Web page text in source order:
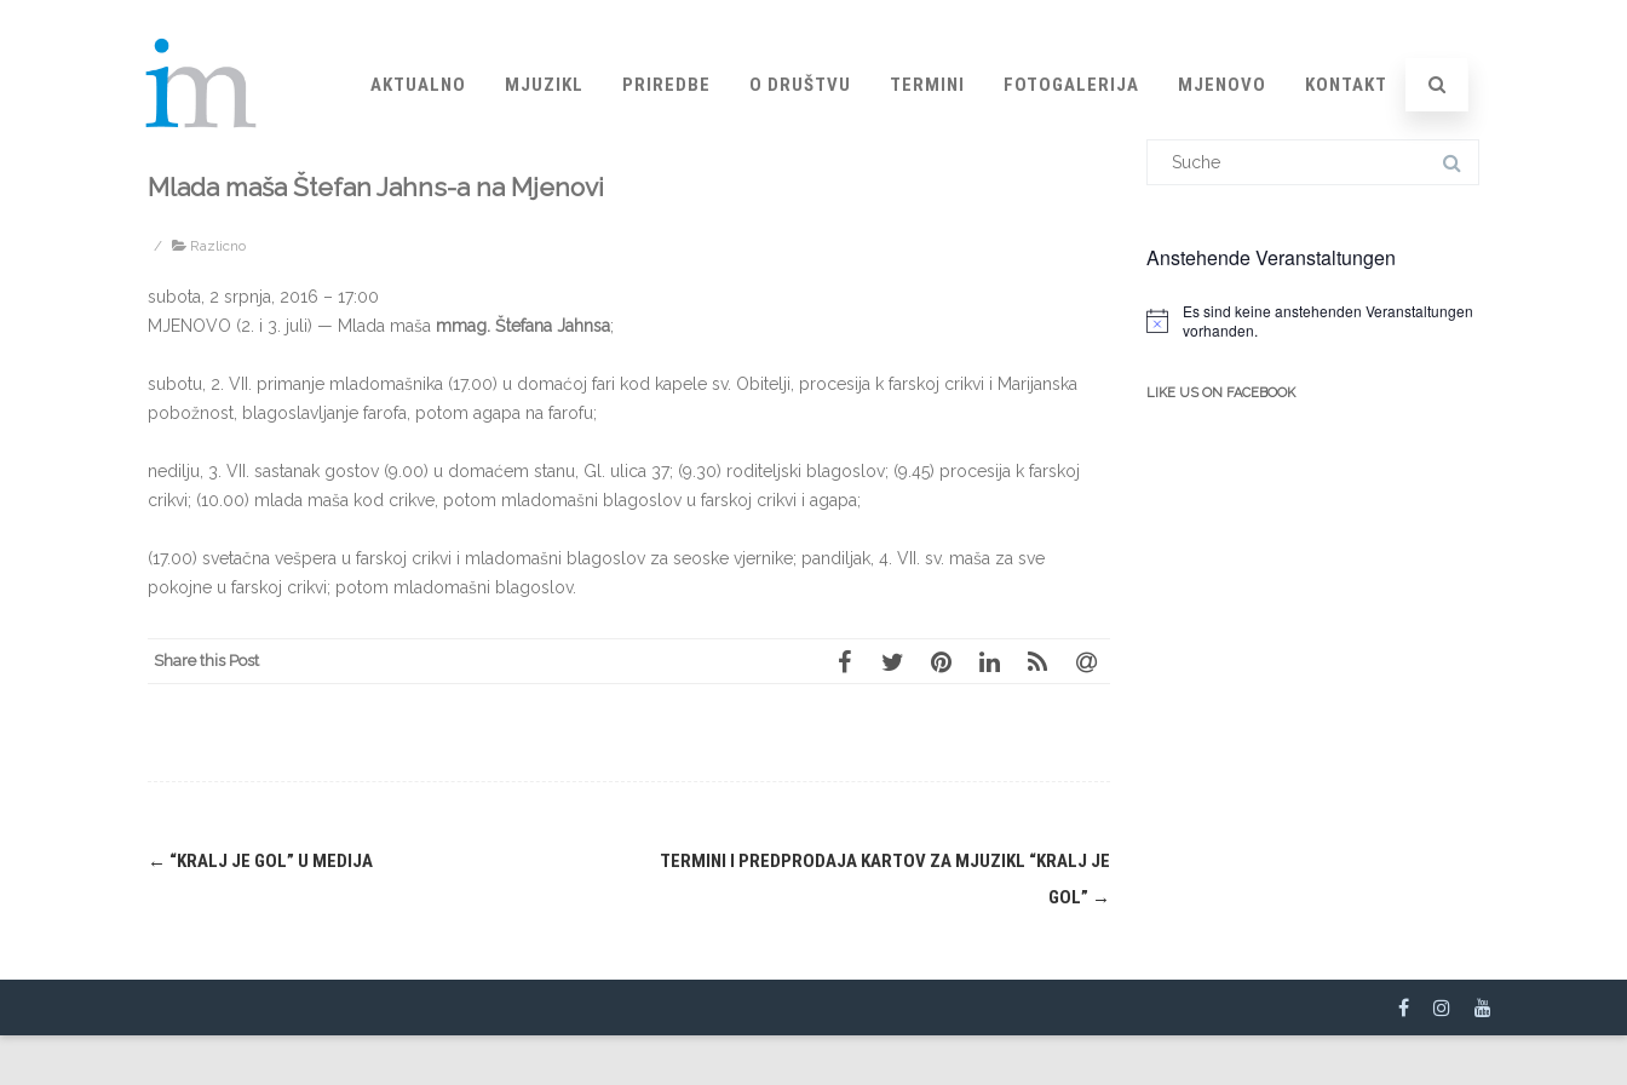
AKTUALNO MJUZIKL PRIREDBE O DRUŠTVU TERMINI FOTOGALERIJA MJENOVO KONTAKT
Mlada maša Štefan Jahns-a na Mjenovi
/ Razlicno
subota, 2 srpnja, 2016 – 17:00
MJENOVO (2. i 3. juli) — Mla­da maša mmag. Štefana Jahnsa;
subotu, 2. VII. primanje mladomašnika (17.00) u domaćoj fari kod kapele sv. Obitelji, procesija k farskoj crikvi i Marijanska
po­božnost, blagoslavljanje farofa, potom agapa na farofu;
nedilju, 3. VII. sastanak gostov (9.00) u domaćem stanu, Gl. ulica 37; (9.30) roditeljski blagoslov; (9.45) procesija k farskoj
crikvi; (10.00) ml­ada maša kod crikve, potom mladomašni blagoslov u farskoj crikvi i agapa;
(17.00) svetačna vešpera u farskoj crikvi i mladomašni blagoslov za seoske vjer­nike; pandiljak, 4. VII. sv. maša za sve
pokojne u farskoj crikvi; potom mladomašni blagoslov.
Share this Post
Navigation
← “KRALJ JE GOL” U MEDIJA
TERMINI I PREDPRODAJA KARTOV ZA MJUZIKL “KRALJ JE
GOL” →
Anstehende Veranstaltungen
Hinweis
Es sind keine anstehenden Veranstaltungen
vorhanden.
LIKE US ON FACEBOOK